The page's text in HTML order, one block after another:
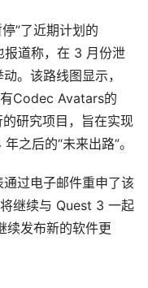
”了近期计划的
道称，在 3 月份泄
。该路线图显示，
Codec Avatars的
研究项目，旨在实现
之后的“未来出路”。
过电子邮件重申了该
继续与 Quest 3 一起
续发布新的软件更